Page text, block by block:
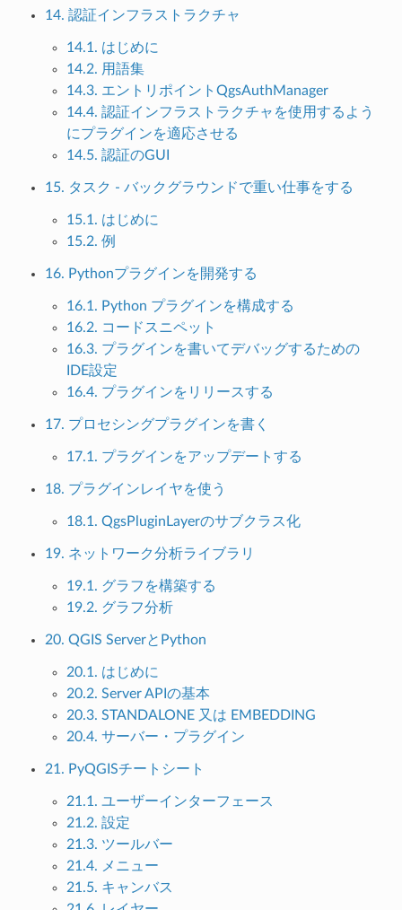
14. 認証インフラストラクチャ
14.1. はじめに
14.2. 用語集
14.3. エントリポイントQgsAuthManager
14.4. 認証インフラストラクチャを使用するよう
にプラグインを適応させる
14.5. 認証のGUI
15. タスク - バックグラウンドで重い仕事をする
15.1. はじめに
15.2. 例
16. Pythonプラグインを開発する
16.1. Python プラグインを構成する
16.2. コードスニペット
16.3. プラグインを書いてデバッグするための
IDE設定
16.4. プラグインをリリースする
17. プロセシングプラグインを書く
17.1. プラグインをアップデートする
18. プラグインレイヤを使う
18.1. QgsPluginLayerのサブクラス化
19. ネットワーク分析ライブラリ
19.1. グラフを構築する
19.2. グラフ分析
20. QGIS ServerとPython
20.1. はじめに
20.2. Server APIの基本
20.3. STANDALONE 又は EMBEDDING
20.4. サーバー・プラグイン
21. PyQGISチートシート
21.1. ユーザーインターフェース
21.2. 設定
21.3. ツールバー
21.4. メニュー
21.5. キャンバス